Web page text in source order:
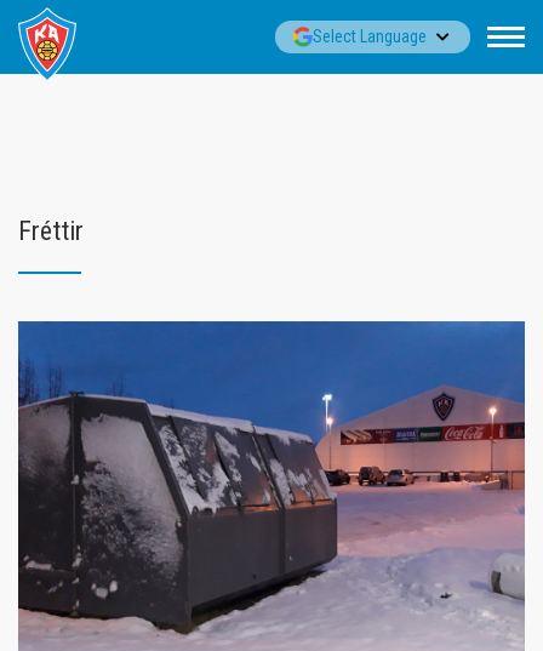
Fara
Select Language▼
Fréttir